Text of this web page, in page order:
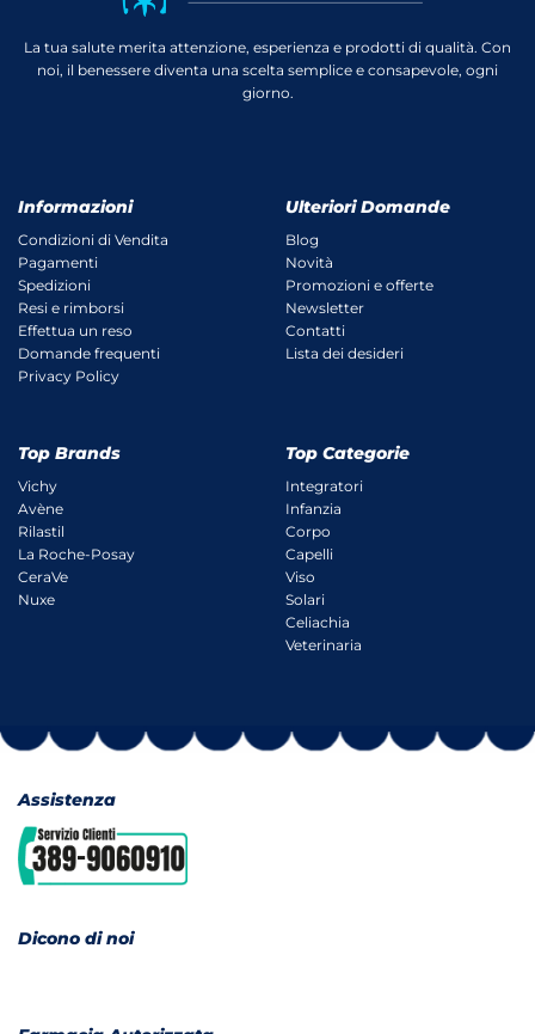
La tua salute merita attenzione, esperienza e prodotti di qualità. Con
noi, il benessere diventa una scelta semplice e consapevole, ogni
giorno.
Informazioni
Condizioni di Vendita
Pagamenti
Spedizioni
Resi e rimborsi
Effettua un reso
Domande frequenti
Privacy Policy
Ulteriori Domande
Blog
Novità
Promozioni e offerte
Newsletter
Contatti
Lista dei desideri
Top Brands
Vichy
Avène
Rilastil
La Roche-Posay
CeraVe
Nuxe
Top Categorie
Integratori
Infanzia
Corpo
Capelli
Viso
Solari
Celiachia
Veterinaria
Assistenza
Dicono di noi